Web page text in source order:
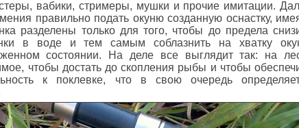
вабики, стримеры, мушки и прочие имитации.
правильно подать окуню созданную оснастку,
разделены только для того, чтобы до предела
в воде и тем самым соблазнить на хватку
состоянии. На деле все выглядит так: на
чтобы достать до скопления рыбы и чтобы
к поклевке, что в свою очередь